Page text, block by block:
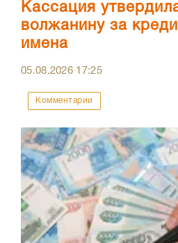
Кассация
волжанину за
имена
05.08.2026 17:25
Комментарии